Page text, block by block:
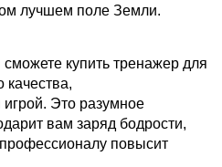
лучшем поле Земли.
купить тренажер для
качества,
Это разумное
вам заряд бодрости,
повысит